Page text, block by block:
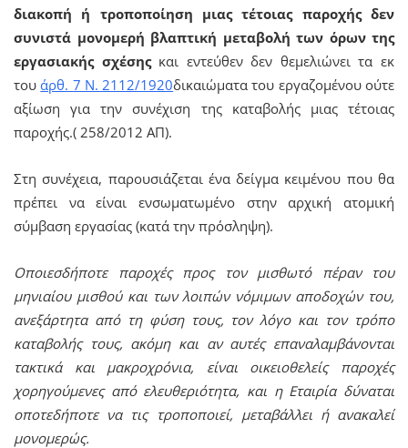
διακοπή ή τροποποίηση μιας τέτοιας παροχής δεν
συνιστά μονομερή βλαπτική μεταβολή των όρων της
εργασιακής σχέσηςκαι εντεύθεν δεν θεμελιώνει τα εκ
τουάρθ. 7 Ν. 2112/1920δικαιώματα του εργαζομένου ούτε
αξίωση για την συνέχιση της καταβολής μιας τέτοιας
παροχής.( 258/2012 ΑΠ).
Στη συνέχεια, παρουσιάζεται ένα δείγμα κειμένου που θα
πρέπει να είναι ενσωματωμένο στην αρχική ατομική
σύμβαση εργασίας (κατά την πρόσληψη).
Οποιεσδήποτε παροχές προς τον μισθωτό πέραν του
μηνιαίου μισθού και των λοιπών νόμιμων αποδοχών του,
ανεξάρτητα από τη φύση τους, τον λόγο και τον τρόπο
καταβολής τους, ακόμη και αν αυτές επαναλαμβάνονται
τακτικά και μακροχρόνια, είναι οικειοθελείς παροχές
χορηγούμενες από ελευθεριότητα, και η Εταιρία δύναται
οποτεδήποτε να τις τροποποιεί, μεταβάλλει ή ανακαλεί
μονομερώς.